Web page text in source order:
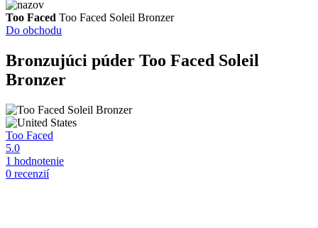
Too Faced Too Faced Soleil Bronzer
Do obchodu
Bronzujúci púder Too Faced Soleil
Bronzer
Too Faced
5.0
1 hodnotenie
0 recenzií